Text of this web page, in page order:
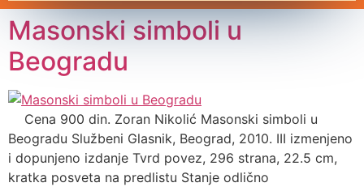
Masonski simboli u
Beogradu
Cena 900 din. Zoran Nikolić Masonski simboli u
Beogradu Službeni Glasnik, Beograd, 2010. III izmenjeno
i dopunjeno izdanje Tvrd povez, 296 strana, 22.5 cm,
kratka posveta na predlistu Stanje odlično